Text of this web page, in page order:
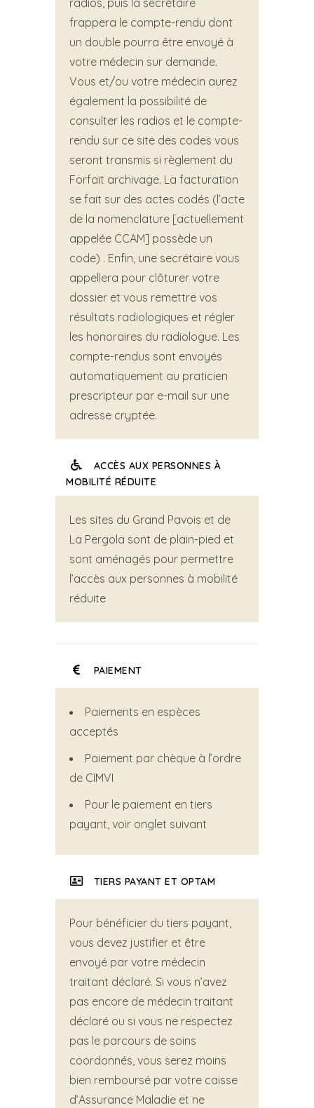
radios, puis la secrétaire
frappera le compte-rendu dont
un double pourra être envoyé à
votre médecin sur demande.
Vous et/ou votre médecin aurez
également la possibilité de
consulter les radios et le compte-
rendu sur ce site des codes vous
seront transmis si règlement du
Forfait archivage. La facturation
se fait sur des actes codés (l’acte
de la nomenclature [actuellement
appelée CCAM] possède un
code) . Enfin, une secrétaire vous
appellera pour clôturer votre
dossier et vous remettre vos
résultats radiologiques et régler
les honoraires du radiologue. Les
compte-rendus sont envoyés
automatiquement au praticien
prescripteur par e-mail sur une
adresse cryptée.
ACCÈS AUX PERSONNES À
MOBILITÉ RÉDUITE
Les sites du Grand Pavois et de
La Pergola sont de plain-pied et
sont aménagés pour permettre
l’accès aux personnes à mobilité
réduite
PAIEMENT
Paiements en espèces
acceptés
Paiement par chèque à l’ordre
de CIMVI
Pour le paiement en tiers
payant, voir onglet suivant
TIERS PAYANT ET OPTAM
Pour bénéficier du tiers payant,
vous devez justifier et être
envoyé par votre médecin
traitant déclaré. Si vous n’avez
pas encore de médecin traitant
déclaré ou si vous ne respectez
pas le parcours de soins
coordonnés, vous serez moins
bien remboursé par votre caisse
d’Assurance Maladie et ne